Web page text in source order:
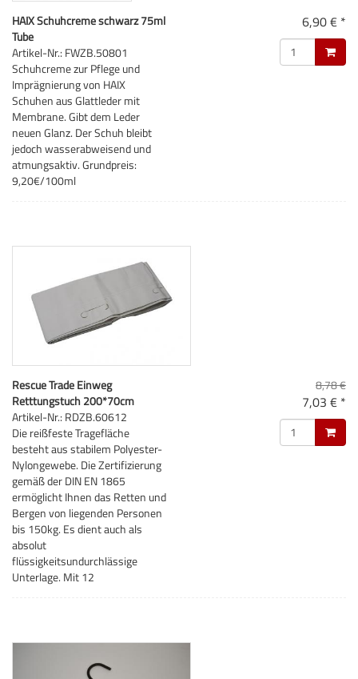
HAIX Schuhcreme schwarz 75ml
Tube
Artikel-Nr.: FWZB.50801
Schuhcreme zur Pflege und
Imprägnierung von HAIX
Schuhen aus Glattleder mit
Membrane. Gibt dem Leder
neuen Glanz. Der Schuh bleibt
jedoch wasserabweisend und
atmungsaktiv. Grundpreis:
9,20€/100ml
6,90 € *
Rescue Trade Einweg
Retttungstuch 200*70cm
Artikel-Nr.: RDZB.60612
Die reißfeste Tragefläche
besteht aus stabilem Polyester-
Nylongewebe. Die Zertifizierung
gemäß der DIN EN 1865
ermöglicht Ihnen das Retten und
Bergen von liegenden Personen
bis 150kg. Es dient auch als
absolut
flüssigkeitsundurchlässige
Unterlage. Mit 12
8,78 €
7,03 € *